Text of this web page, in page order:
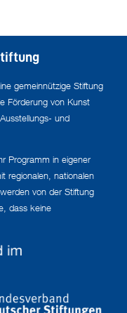
gemeinnützige Stiftung
Förderung von Kunst
und
Programm in eigener
regionalen, nationalen
von der Stiftung
dass keine